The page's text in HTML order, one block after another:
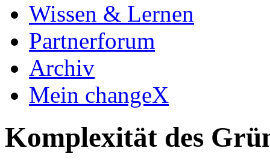
Wissen & Lernen
Partnerforum
Archiv
Mein changeX
Komplexität des